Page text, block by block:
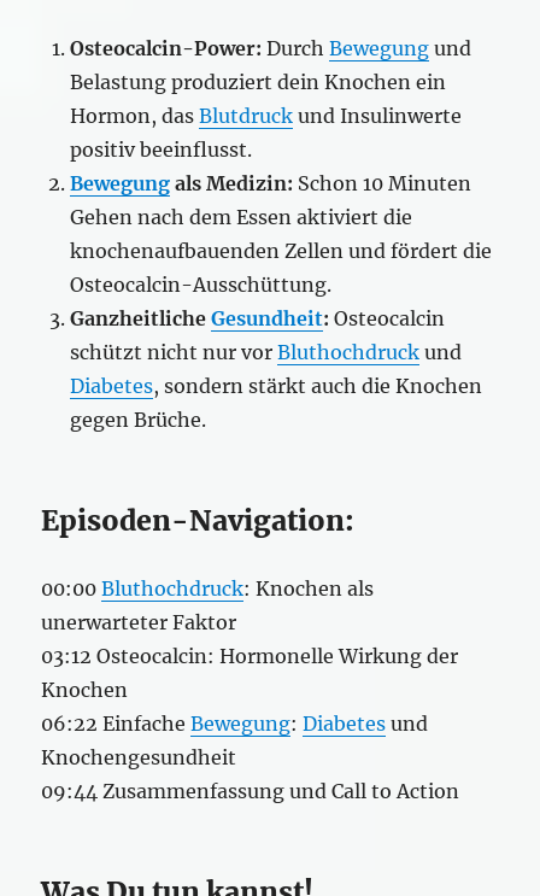
Osteocalcin-Power: DurchBewegung und
Belastung produziert dein Knochen ein
Hormon, dasBlutdruck und Insulinwerte
positiv beeinflusst.
Bewegung als Medizin: Schon 10 Minuten
Gehen nach dem Essen aktiviert die
knochenaufbauenden Zellen und fördert die
Osteocalcin-Ausschüttung.
GanzheitlicheGesundheit: Osteocalcin
schützt nicht nur vorBluthochdruck und
Diabetes, sondern stärkt auch die Knochen
gegen Brüche.
Episoden-Navigation:
00:00Bluthochdruck: Knochen als
unerwarteter Faktor
03:12 Osteocalcin: Hormonelle Wirkung der
Knochen
06:22 EinfacheBewegung:Diabetes und
Knochengesundheit
09:44 Zusammenfassung und Call to Action